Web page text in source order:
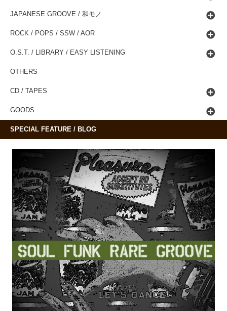
JAPANESE GROOVE / 和モノ
ROCK / POPS / SSW / AOR
O.S.T. / LIBRARY / EASY LISTENING
OTHERS
CD / TAPES
GOODS
SPECIAL FEATURE / BLOG